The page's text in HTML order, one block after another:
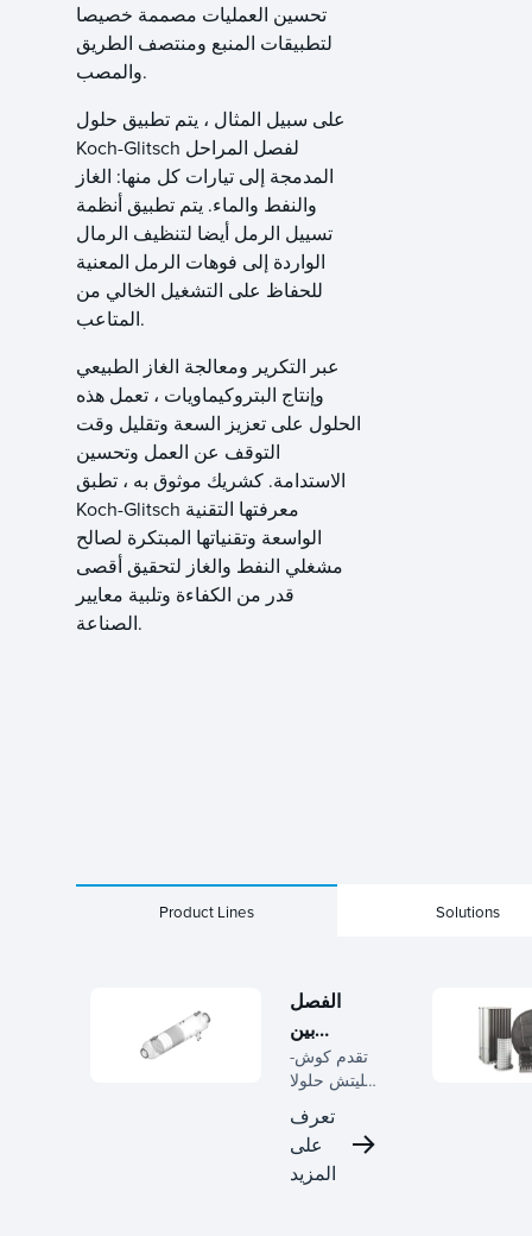
تحسين العمليات مصممة خصيصا
لتطبيقات المنبع ومنتصف الطريق
والمصب.
على سبيل المثال ، يتم تطبيق حلول
Koch-Glitsch لفصل المراحل
المدمجة إلى تيارات كل منها: الغاز
والنفط والماء. يتم تطبيق أنظمة
تسييل الرمل أيضا لتنظيف الرمال
الواردة إلى فوهات الرمل المعنية
للحفاظ على التشغيل الخالي من
المتاعب.
عبر التكرير ومعالجة الغاز الطبيعي
وإنتاج البتروكيماويات ، تعمل هذه
الحلول على تعزيز السعة وتقليل وقت
التوقف عن العمل وتحسين
الاستدامة. كشريك موثوق به ، تطبق
Koch-Glitsch معرفتها التقنية
الواسعة وتقنياتها المبتكرة لصالح
مشغلي النفط والغاز لتحقيق أقصى
قدر من الكفاءة وتلبية معايير
الصناعة.
Product Lines Solutions
الفصل
بين
السائل
والسائل
تقدم كوش-
غليتش حلولا
متخصصة
لفصل
السوائل عن
السوائل،
تعرف
على
المزيد